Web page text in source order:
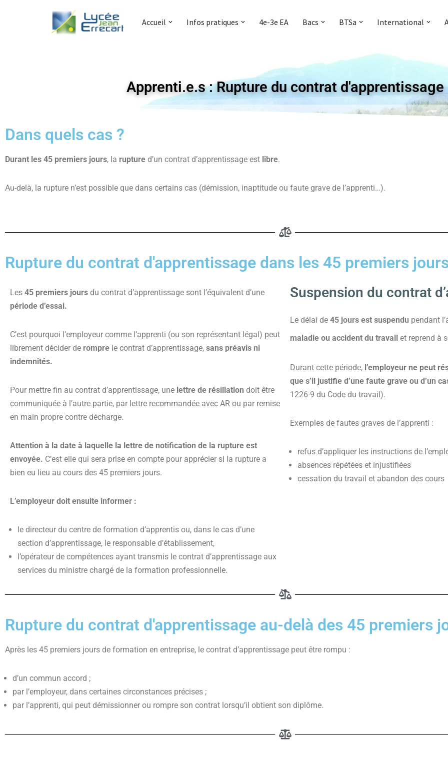
Accueil Infos pratiques 4e-3e EA Bacs BTSa International
Apprenti.e.s : Rupture du contrat d'apprentissage
Dans quels cas ?
Durant les 45 premiers jours, la rupture d’un contrat d’apprentissage est libre.
Au-delà, la rupture n’est possible que dans certains cas (démission, inaptitude ou faute grave de l’apprenti…).
Rupture du contrat d'apprentissage dans les 45 premiers jours
Les 45 premiers jours du contrat d’apprentissage sont l’équivalent d’une
période d’essai.
C’est pourquoi l’employeur comme l’apprenti (ou son représentant légal) peut
librement décider de rompre le contrat d’apprentissage, sans préavis ni
indemnités.
Pour mettre fin au contrat d’apprentissage, une lettre de résiliation doit être
communiquée à l’autre partie, par lettre recommandée avec AR ou par remise
en main propre contre décharge.
Attention à la date à laquelle la lettre de notification de la rupture est
envoyée. C’est elle qui sera prise en compte pour apprécier si la rupture a
bien eu lieu au cours des 45 premiers jours.
L’employeur doit ensuite informer :
le directeur du centre de formation d’apprentis ou, dans le cas d’une
section d’apprentissage, le responsable d’établissement,
l’opérateur de compétences ayant transmis le contrat d’apprentissage aux
services du ministre chargé de la formation professionnelle.
Suspension du contrat
Le délai de 45 jours est suspendu pendant
maladie ou accident du travail et reprend à
Durant cette période, l’employeur ne peut
que s’il justifie d’une faute grave ou d’un
1226-9 du Code du travail).
Exemples de fautes graves de l’apprenti :
refus d’appliquer les instructions de
absences répétées et injustifiées
cessation du travail et abandon des cours
Rupture du contrat d'apprentissage au-delà des 45 premiers
Après les 45 premiers jours de formation en entreprise, le contrat d’apprentissage peut être rompu :
d’un commun accord ;
par l’employeur, dans certaines circonstances précises ;
par l’apprenti, qui peut démissionner ou rompre son contrat lorsqu’il obtient son diplôme.